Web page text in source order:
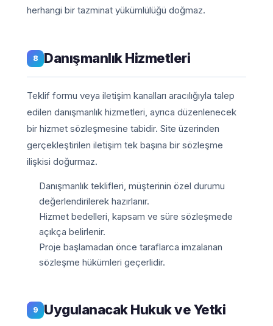
herhangi bir tazminat yükümlülüğü doğmaz.
8 Danışmanlık Hizmetleri
Teklif formu veya iletişim kanalları aracılığıyla talep
edilen danışmanlık hizmetleri, ayrıca düzenlenecek
bir hizmet sözleşmesine tabidir. Site üzerinden
gerçekleştirilen iletişim tek başına bir sözleşme
ilişkisi doğurmaz.
Danışmanlık teklifleri, müşterinin özel durumu
değerlendirilerek hazırlanır.
Hizmet bedelleri, kapsam ve süre sözleşmede
açıkça belirlenir.
Proje başlamadan önce taraflarca imzalanan
sözleşme hükümleri geçerlidir.
9 Uygulanacak Hukuk ve Yetki